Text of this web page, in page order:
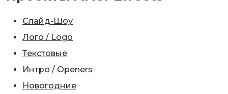
Слайд-Шоу
Лого / Logo
Текстовые
Интро / Openers
Новогодние